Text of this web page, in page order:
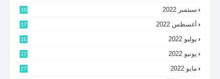
سبتمبر 2022 10
أغسطس 2022 17
يوليو 2022 16
يونيو 2022 17
مايو 2022 17